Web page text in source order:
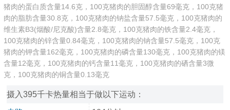
猪肉的蛋白质含量14.6克，100克猪肉的胆固醇含量69毫克，100克猪
肉的脂肪含量30.8克，100克猪肉的钠盐含量57.5毫克，100克猪肉的
维生素B3(烟酸/尼克酸)含量2.8毫克，100克猪肉的铁含量2.4毫克，
100克猪肉的锌含量0.84毫克，100克猪肉的钠含量57.5毫克，100克
猪肉的钾含量162毫克，100克猪肉的磷含量130毫克，100克猪肉的镁
含量12毫克，100克猪肉的钙含量11毫克，100克猪肉的硒含量3微
克，100克猪肉的铜含量0.13毫克
摄入395千卡热量相当于做以下运动：